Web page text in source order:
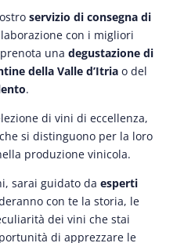
servizio di consegna di
con i migliori
una degustazione di
della Valle d’Itriao del
.
di vini di eccellenza,
si distinguono per la loro
produzione vinicola.
sarai guidato da esperti
con te la storia, le
dei vini che stai
di apprezzare le